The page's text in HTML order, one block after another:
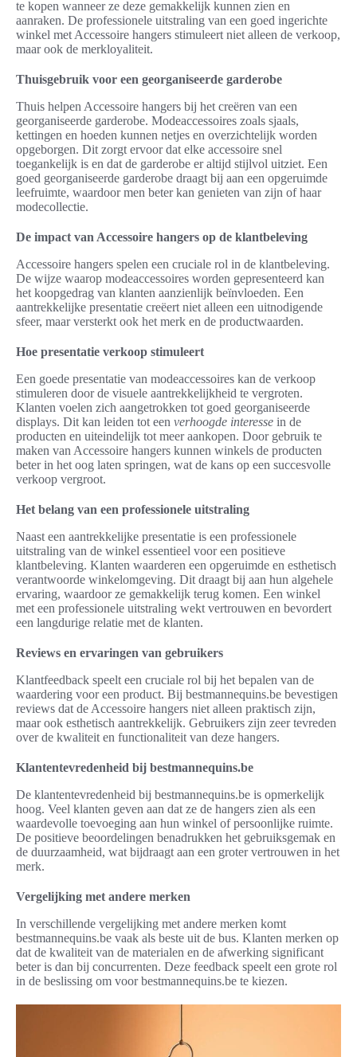
te kopen wanneer ze deze gemakkelijk kunnen zien en
aanraken. De professionele uitstraling van een goed ingerichte
winkel met Accessoire hangers stimuleert niet alleen de verkoop,
maar ook de merkloyaliteit.
Thuisgebruik voor een georganiseerde garderobe
Thuis helpen Accessoire hangers bij het creëren van een
georganiseerde garderobe. Modeaccessoires zoals sjaals,
kettingen en hoeden kunnen netjes en overzichtelijk worden
opgeborgen. Dit zorgt ervoor dat elke accessoire snel
toegankelijk is en dat de garderobe er altijd stijlvol uitziet. Een
goed georganiseerde garderobe draagt bij aan een opgeruimde
leefruimte, waardoor men beter kan genieten van zijn of haar
modecollectie.
De impact van Accessoire hangers op de klantbeleving
Accessoire hangers spelen een cruciale rol in de klantbeleving.
De wijze waarop modeaccessoires worden gepresenteerd kan
het koopgedrag van klanten aanzienlijk beïnvloeden. Een
aantrekkelijke presentatie creëert niet alleen een uitnodigende
sfeer, maar versterkt ook het merk en de productwaarden.
Hoe presentatie verkoop stimuleert
Een goede presentatie van modeaccessoires kan de verkoop
stimuleren door de visuele aantrekkelijkheid te vergroten.
Klanten voelen zich aangetrokken tot goed georganiseerde
displays. Dit kan leiden tot een verhoogde interesse in de
producten en uiteindelijk tot meer aankopen. Door gebruik te
maken van Accessoire hangers kunnen winkels de producten
beter in het oog laten springen, wat de kans op een succesvolle
verkoop vergroot.
Het belang van een professionele uitstraling
Naast een aantrekkelijke presentatie is een professionele
uitstraling van de winkel essentieel voor een positieve
klantbeleving. Klanten waarderen een opgeruimde en esthetisch
verantwoorde winkelomgeving. Dit draagt bij aan hun algehele
ervaring, waardoor ze gemakkelijk terug komen. Een winkel
met een professionele uitstraling wekt vertrouwen en bevordert
een langdurige relatie met de klanten.
Reviews en ervaringen van gebruikers
Klantfeedback speelt een cruciale rol bij het bepalen van de
waardering voor een product. Bij bestmannequins.be bevestigen
reviews dat de Accessoire hangers niet alleen praktisch zijn,
maar ook esthetisch aantrekkelijk. Gebruikers zijn zeer tevreden
over de kwaliteit en functionaliteit van deze hangers.
Klantentevredenheid bij bestmannequins.be
De klantentevredenheid bij bestmannequins.be is opmerkelijk
hoog. Veel klanten geven aan dat ze de hangers zien als een
waardevolle toevoeging aan hun winkel of persoonlijke ruimte.
De positieve beoordelingen benadrukken het gebruiksgemak en
de duurzaamheid, wat bijdraagt aan een groter vertrouwen in het
merk.
Vergelijking met andere merken
In verschillende vergelijking met andere merken komt
bestmannequins.be vaak als beste uit de bus. Klanten merken op
dat de kwaliteit van de materialen en de afwerking significant
beter is dan bij concurrenten. Deze feedback speelt een grote rol
in de beslissing om voor bestmannequins.be te kiezen.